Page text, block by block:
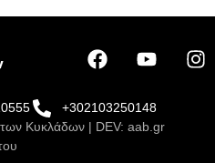
+302103250148
Κυκλάδων | DEV: aab.gr